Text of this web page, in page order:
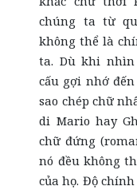
chúng ta từ
không thể là
ta. Dù khi nhìn
cấu gợi nhớ
sao chép chữ
di Mario hay
chữ đứng
nó đều không
của họ. Độ